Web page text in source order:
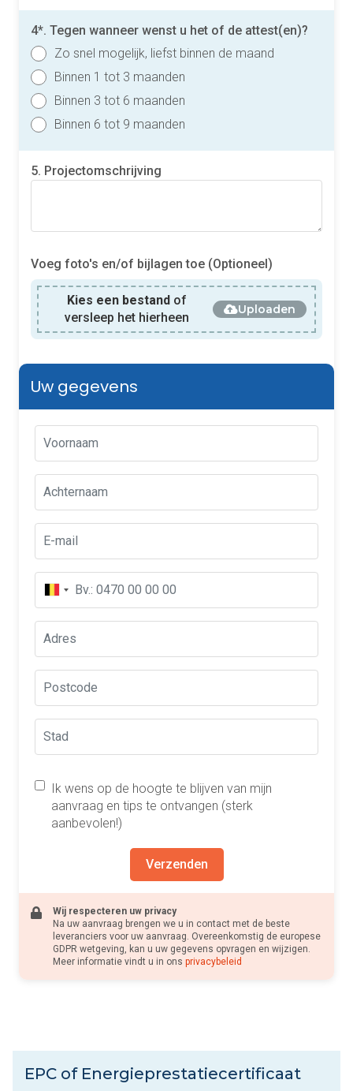
4*. Tegen wanneer wenst u het of de attest(en)?
Zo snel mogelijk, liefst binnen de maand
Binnen 1 tot 3 maanden
Binnen 3 tot 6 maanden
Binnen 6 tot 9 maanden
5. Projectomschrijving
Voeg foto's en/of bijlagen toe (Optioneel)
Kies een bestand of
versleep het hierheen
Uploaden
Uw gegevens
Ik wens op de hoogte te blijven van mijn
aanvraag en tips te ontvangen (sterk
aanbevolen!)
Verzenden
Wij respecteren uw privacy
Na uw aanvraag brengen we u in contact met de beste
leveranciers voor uw aanvraag. Overeenkomstig de europese
GDPR wetgeving, kan u uw gegevens opvragen en wijzigen.
Meer informatie vindt u in ons privacybeleid
EPC of Energieprestatiecertificaat